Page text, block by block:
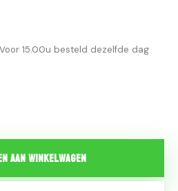
is
15.00u besteld dezelfde dag
aan winkelwagen